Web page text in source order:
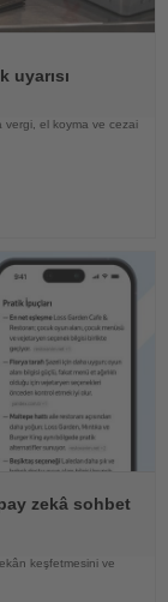
vergi, el koyma ve cezai
zekâ sohbet
keşfetmesini ve